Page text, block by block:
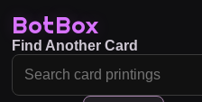
BotBox
Find Another Card